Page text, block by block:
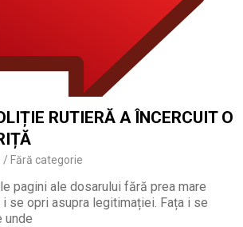
RUTIERĂ A ÎNCERCUIT O
Fără categorie
pagini ale dosarului fără prea mare
se opri asupra legitimației. Fața i se
unde